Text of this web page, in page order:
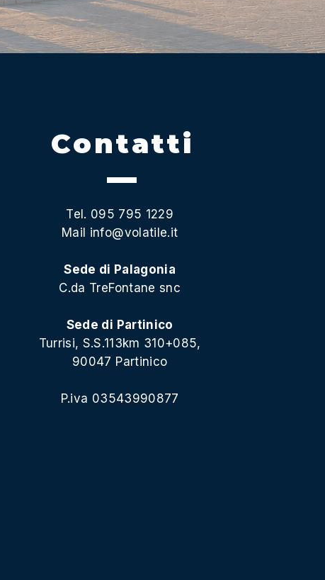
Contatti
Tel. 095 795 1229
Mail info@volatile.it
Sede di Palagonia
C.da TreFontane snc
Sede di Partinico
Turrisi, S.S.113km 310+085,
90047 Partinico
P.iva 03543990877